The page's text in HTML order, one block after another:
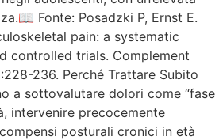
Fonte: Posadzki P, Ernst E.
pain: a systematic
controlled trials. Complement
236. Perché Trattare Subito
a sottovalutare dolori come “fase
intervenire precocemente
posturali cronici in età